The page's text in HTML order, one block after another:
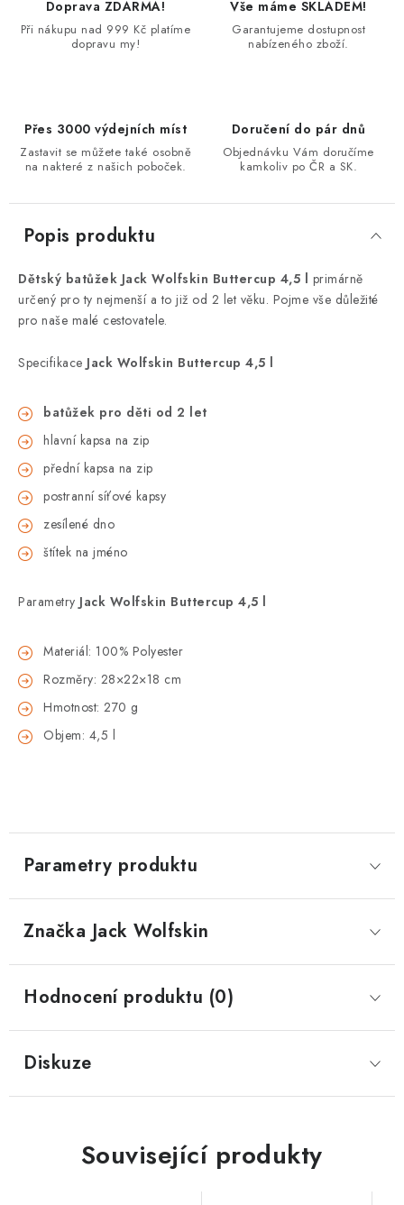
Doprava ZDARMA!
Při nákupu nad 999 Kč platíme
dopravu my!
Vše máme SKLADEM!
Garantujeme dostupnost
nabízeného zboží.
Přes 3000 výdejních míst
Zastavit se můžete také osobně
na nakteré z našich poboček.
Doručení do pár dnů
Objednávku Vám doručíme
kamkoliv po ČR a SK.
Popis produktu
Dětský batůžek Jack Wolfskin Buttercup 4,5 l primárně
určený pro ty nejmenší a to již od 2 let věku. Pojme vše důležité
pro naše malé cestovatele.
Specifikace Jack Wolfskin Buttercup 4,5 l
batůžek pro děti od 2 let
hlavní kapsa na zip
přední kapsa na zip
postranní síťové kapsy
zesílené dno
štítek na jméno
Parametry Jack Wolfskin Buttercup 4,5 l
Materiál: 100% Polyester
Rozměry: 28×22×18 cm
Hmotnost: 270 g
Objem: 4,5 l
Parametry produktu
Značka Jack Wolfskin
Hodnocení produktu (0)
Diskuze
Související produkty